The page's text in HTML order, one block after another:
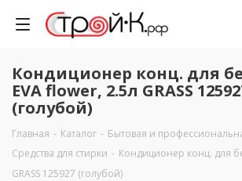
Кондиционер конц. для
EVA flower, 2.5л GRASS
(голубой)
Главная - Каталог - Бытовая и
Средства для стирки - Кондиционер конц. для
GRASS 125927 (голубой)